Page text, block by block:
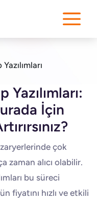
İçin
çok
zaman alıcı olabilir.
bu süreci
fiyatını hızlı ve etkili